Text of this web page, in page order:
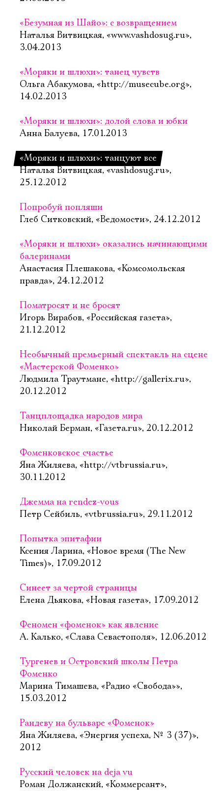
«Безумная из Шайо»: с возвращением
Наталья Витвицкая, «www.vashdosug.ru»,
3.04.2013
«Моряки и шлюхи»: танец чувств
Ольга Абакумова, «http://musecube.org»,
14.02.2013
«Моряки и шлюхи»: долой слова и юбки
Анна Балуева, 17.01.2013
«Моряки и шлюхи»: танцуют все
Наталья Витвицкая, «vashdosug.ru»,
25.12.2012
Попробуй попляши
Глеб Ситковский, «Ведомости», 24.12.2012
«Моряки и шлюхи» оказались начинающими
балеринами
Анастасия Плешакова, «Комсомольская
правда», 24.12.2012
Поматросят и не бросят
Игорь Вирабов, «Российская газета»,
21.12.2012
Необычный премьерный спектакль на сцене
«Мастерской Фоменко»
Людмила Траутмане, «http://gallerix.ru»,
20.12.2012
Танцплощадка народов мира
Николай Берман, «Газета.ru», 20.12.2012
Фоменковское счастье
Яна Жиляева, «http://vtbrussia.ru»,
30.11.2012
Джемма на rendez-vous
Петр Сейбиль, «vtbrussia.ru», 29.11.2012
Попытка эпитафии
Ксения Ларина, «Новое время (The New
Times)», 17.09.2012
Синеет за чертой страницы
Елена Дьякова, «Новая газета», 17.09.2012
Феномен «фоменок» как явление
А. Калько, «Слава Севастополя», 12.06.2012
Тургенев и Островский школы Петра
Фоменко
Марина Тимашева, «Радио «Свобода»»,
15.03.2012
Рандеву на бульваре «Фоменок»
Яна Жиляева, «Энергия успеха, № 3 (37)»,
2012
Русский человек на deja vu
Роман Должанский, «Коммерсант»,